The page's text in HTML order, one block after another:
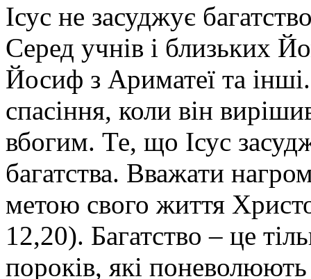
Ісус не засуджує
Серед учнів і близьких
Йосиф з Ариматеї та
спасіння, коли він
вбогим. Те, що Ісус
багатства. Вважати
метою свого життя
12,20). Багатство – це
пороків, які